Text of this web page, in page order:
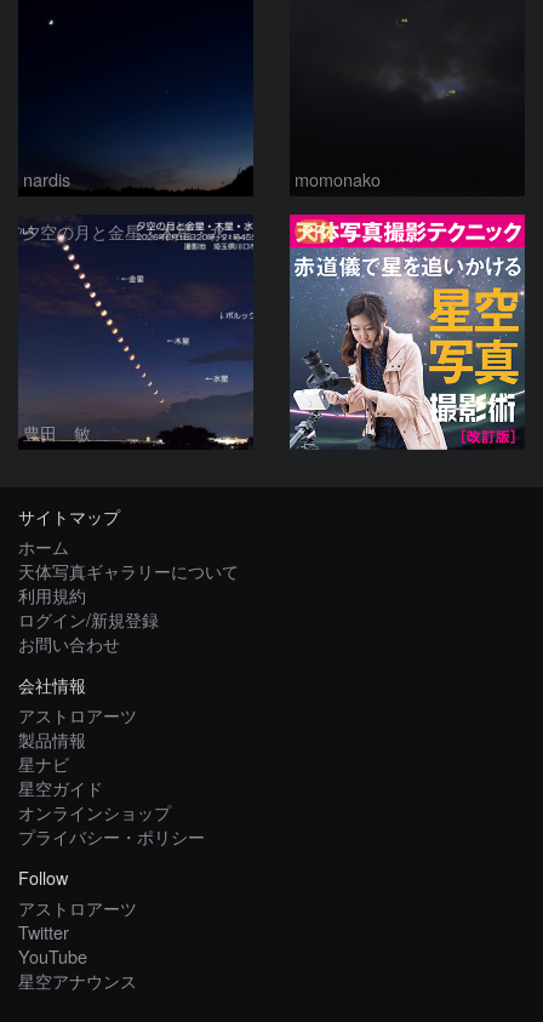
nardis momonako
夕空の月と金星・木星・水星の接近 2026/6/18
豊田 敏
PR
サイトマップ
ホーム
天体写真ギャラリーについて
利用規約
ログイン/新規登録
お問い合わせ
会社情報
アストロアーツ
製品情報
星ナビ
星空ガイド
オンラインショップ
プライバシー・ポリシー
Follow
アストロアーツ
Twitter
YouTube
星空アナウンス